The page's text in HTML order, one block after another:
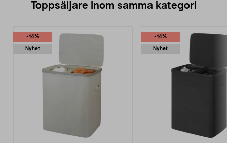
Toppsäljare inom samma kategori
-14%
Nyhet
-14%
Nyhet